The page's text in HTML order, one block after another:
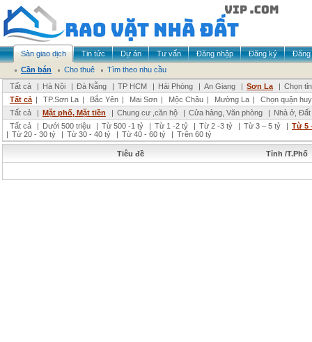
Sàn giao dịch Tin tức Dự án Tư vấn Đăng nhập Đăng ký
Đăng
Cần bán
Cho thuê
Tìm theo nhu cầu
Tất cả
| Hà Nội | Đà Nẵng | TP HCM | Hải Phòng | An Giang | Sơn La | Chọn
Tất cả | TP.Sơn La | Bắc Yên | Mai Sơn | Mộc Châu | Mường La |
Chọn quận
Tất cả
| Mặt phố, Mặt tiền | Chung cư ,căn hộ | Cửa hàng, Văn phòng | Nhà ở,
Tất cả
| Dưới 500 triệu | Từ 500 -1 tỷ | Từ 1 -2 tỷ | Từ 2 -3 tỷ | Từ 3 – 5 tỷ | Từ 5
| Từ 20 - 30 tỷ | Từ 30 - 40 tỷ | Từ 40 - 60 tỷ | Trên 60 tỷ
Tiêu đề Tỉnh /T.Phố